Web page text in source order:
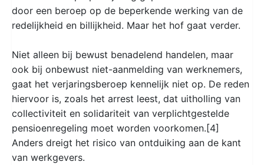
door een beroep op de beperkende werking van de
redelijkheid en billijkheid. Maar het hof gaat verder.
Niet alleen bij bewust benadelend handelen, maar
ook bij onbewust niet-aanmelding van werknemers,
gaat het verjaringsberoep kennelijk niet op. De reden
hiervoor is, zoals het arrest leest, dat uitholling van
collectiviteit en solidariteit van verplichtgestelde
pensioenregeling moet worden voorkomen.[4]
Anders dreigt het risico van ontduiking aan de kant
van werkgevers.